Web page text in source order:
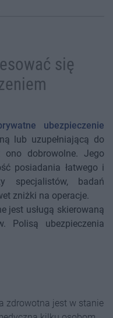
się
ubezpieczenie
lub uzupełniającą do
ono dobrowolne. Jego
posiadania łatwego i
specjalistów, badań
zniżki na operacje.
jest usługą skierowaną
Polisą ubezpieczenia
zdrowotna jest w stanie